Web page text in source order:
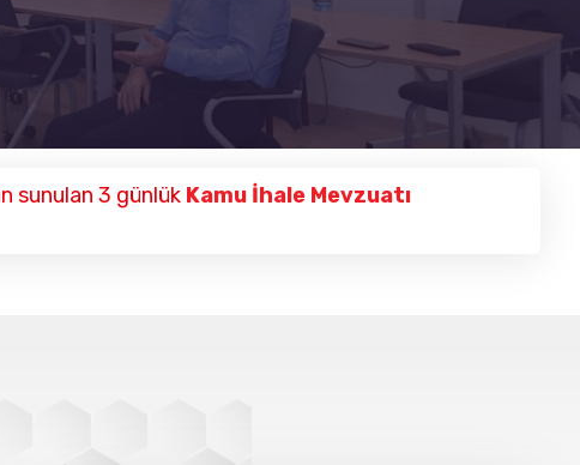
sunulan 3 günlük Kamu İhale Mevzuatı